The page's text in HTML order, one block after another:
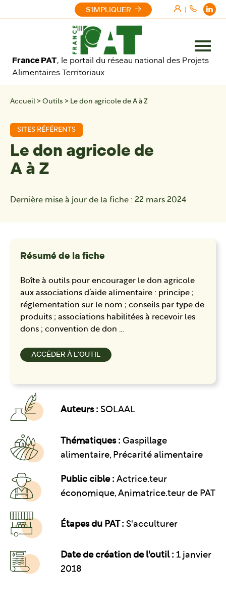
|
France PAT, le portail du réseau national des Projets
Alimentaires Territoriaux
S'IMPLIQUER
Ouvrir
le
Accueil > Outils > Le don agricole de A à Z
SITES RÉFÉRENTS
Le don agricole de
A à Z
Dernière mise à jour de la fiche : 22 mars 2024
Résumé de la fiche
Boîte à outils pour encourager le don agricole
aux associations d’aide alimentaire : principe ;
réglementation sur le nom ; conseils par type de
produits ; associations habilitées à recevoir les
dons ; convention de don …
ACCÉDER À L'OUTIL
Auteurs : SOLAAL
Thématiques : Gaspillage
alimentaire Précarité alimentaire
Public cible : Actrice.teur
économique, Animatrice.teur de PAT
Étapes du PAT : S'acculturer
Date de création de l'outil : 1 janvier
2018